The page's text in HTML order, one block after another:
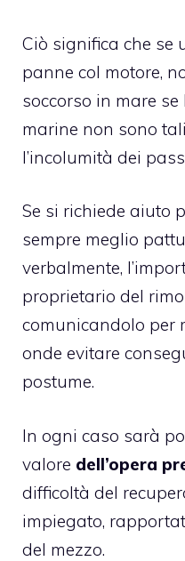
Ciò significa che se
panne col motore,
soccorso in mare
marine non sono
l’incolumità dei
Se si richiede aiuto
sempre meglio
verbalmente,
proprietario del
comunicandolo per
onde evitare
postume.
In ogni caso sarà
valore dell’opera
difficoltà del
impiegato,
del mezzo.